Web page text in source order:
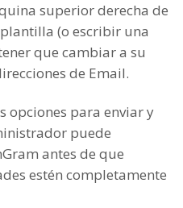
superior derecha de
(o escribir una
que cambiar a su
de Email.
opciones para enviar y
puede
antes de que
estén completamente